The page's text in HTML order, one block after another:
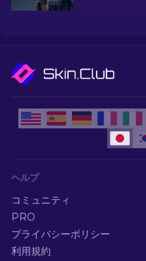
ヘルプ
コミュニティ
PRO
プライバシーポリシー
利用規約